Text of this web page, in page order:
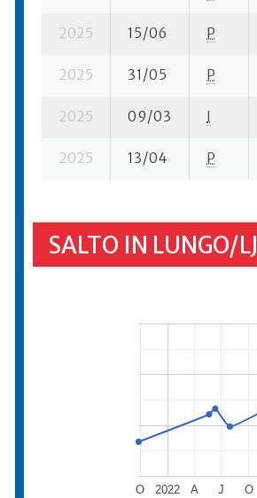
2025 15/06 P
2025 31/05 P
2025 09/03 I
2025 13/04 P
SALTO IN LUNGO/LJ
2022
O A J O